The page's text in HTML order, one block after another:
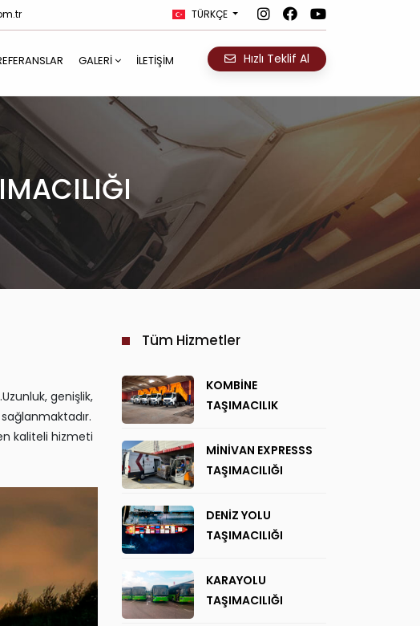
TÜRKÇE
GALERI İLETIŞIM Hızlı Teklif Al
genişlik,
kaliteli hizmeti
Tüm Hizmetler
KOMBİNE
TAŞIMACILIK
MİNİVAN EXPRESSS
TAŞIMACILIĞI
DENİZ YOLU
TAŞIMACILIĞI
KARAYOLU
TAŞIMACILIĞI